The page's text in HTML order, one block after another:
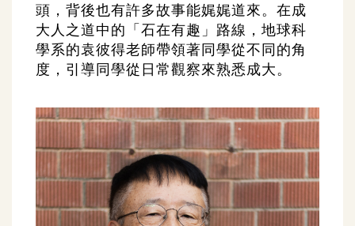
頭，背後也有許多故事能娓娓道來。在成
大人之道中的「石在有趣」路線，地球科
學系的袁彼得老師帶領著同學從不同的角
度，引導同學從日常觀察來熟悉成大。